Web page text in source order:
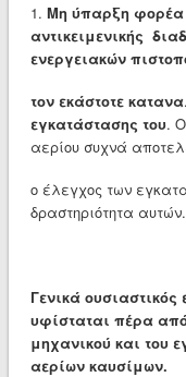
1. Μη ύπαρξη φορέα
αντικειμενικής
ενεργειακών
τον εκάστοτε
εγκατάστασης του. Ο
αερίου συχνά
ο έλεγχος των
δραστηριότητα αυτών.
Γενικά
υφίσταται πέρα
μηχανικού και του
αερίων καυσίμων.